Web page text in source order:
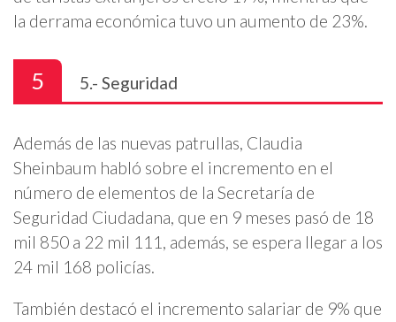
la derrama económica tuvo un aumento de 23%.
5 5.- Seguridad
Además de las nuevas patrullas, Claudia
Sheinbaum habló sobre el incremento en el
número de elementos de la Secretaría de
Seguridad Ciudadana, que en 9 meses pasó de 18
mil 850 a 22 mil 111, además, se espera llegar a los
24 mil 168 policías.
También destacó el incremento salariar de 9% que